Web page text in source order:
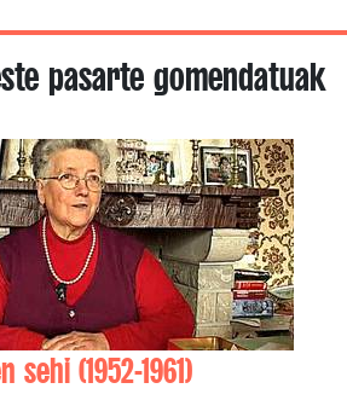
pasarte gomendatuak
sehi (1952-1961)